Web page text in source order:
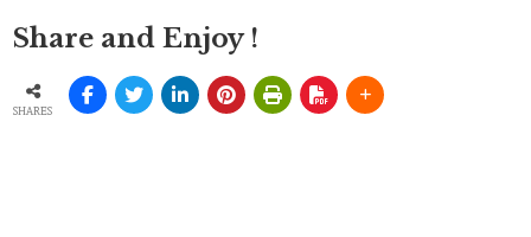
Share and Enjoy !
SHARES